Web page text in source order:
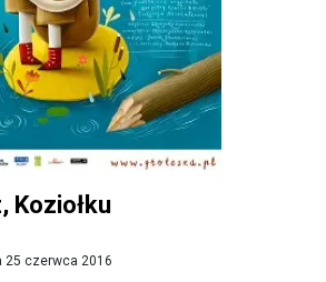
Koziołku
25 czerwca 2016